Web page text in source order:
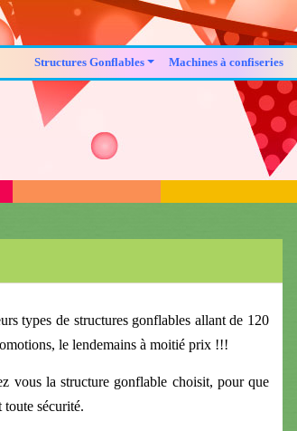
Structures Gonflables Machines à confiseries
types de structures gonflables allant de 120
le lendemains à moitié prix !!!
vous la structure gonflable choisit, pour que
toute sécurité.